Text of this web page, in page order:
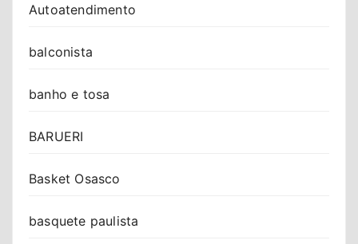
Autoatendimento
balconista
banho e tosa
BARUERI
Basket Osasco
basquete paulista